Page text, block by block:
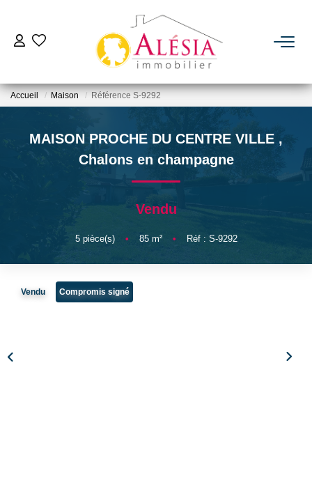
ACHETER
BIENS VENDUS / LOUÉS
NOTRE AGENCE
Accueil Maison Référence S-9292
MAISON PROCHE DU CENTRE VILLE ,
Chalons en champagne
Vendu
5pièce(s) • 85m² • Réf : S-9292
Vendu Compromis signé